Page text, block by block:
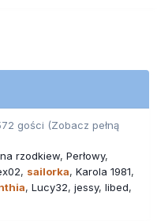
gości (Zobacz pełną
rzodkiew Perłowy
sailorka Karola 1981
Lucy32 jessy libed